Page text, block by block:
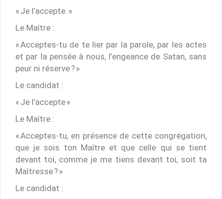
« Je l’accepte. »
Le Maître :
« Acceptes-tu de te lier par la parole, par les actes
et par la pensée à nous, l’engeance de Satan, sans
peur ni réserve ? »
Le candidat :
« Je l’accepte »
Le Maître :
« Acceptes-tu, en présence de cette congrégation,
que je sois ton Maître et que celle qui se tient
devant toi, comme je me tiens devant toi, soit ta
Maîtresse ? »
Le candidat :